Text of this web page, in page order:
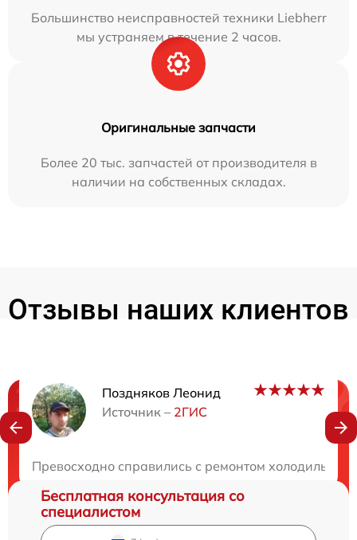
Большинство неисправностей техники Liebherr
мы устраняем в течение 2 часов.
Оригинальные запчасти
Более 20 тыс. запчастей от производителя в
наличии на собственных складах.
Отзывы наших клиентов
Поздняков Леонид
Источник – 2ГИС
Превосходно справились с ремонтом
Нужна консультация?
Бесплатная консультация со
специалистом